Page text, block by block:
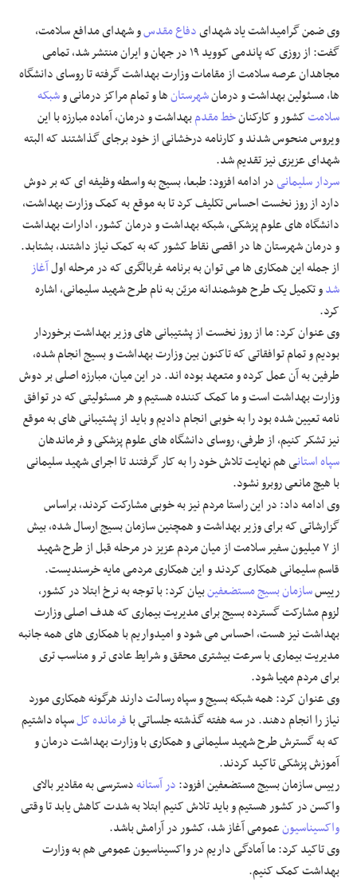
وی ضمن گرامیداشت یاد شهدایدفاع مقدسو شهدای مدافع سلامت،
گفت: از روزی که پاندمی کووید ۱۹ در جهان و ایران منتشر شد، تمامی
مجاهدان عرصه سلامت از مقامات وزارت بهداشت گرفته تا روسای دانشگاه
ها، مسئولین بهداشت و درمانشهرستانها و تمام مراکز درمانی وشبکه
سلامتکشور و کارکنانخط مقدمبهداشت و درمان، آماده مبارزه با این
ویروس منحوس شدند و کارنامه درخشانی از خود برجای گذاشتند که البته
شهدای عزیزی نیز تقدیم شد.
سردار سلیمانیدر ادامه افزود: طبعا، بسیج به واسطه وظیفه ای که بر دوش
دارد از روز نخست احساس تکلیف کرد تا به موقع به کمک وزارت بهداشت،
دانشگاه های علوم پزشکی، شبکه بهداشت و درمان کشور، ادارات بهداشت
و درمان شهرستان ها در اقصی نقاط کشور که به کمک نیاز داشتند، بشتابد.
از جمله این همکاری ها می توان به برنامه غربالگری که در مرحله اولآغاز
شدو تکمیل یک طرح هوشمندانه مزیّن به نام طرح شهید سلیمانی، اشاره
کرد.
وی عنوان کرد: ما از روز نخست از پشتیبانی های وزیر بهداشت برخوردار
بودیم و تمام توافقاتی که تاکنون بین وزارت بهداشت و بسیج انجام شده،
طرفین به آن عمل کرده و متعهد بوده اند. در این میان، مبارزه اصلی بر دوش
وزارت بهداشت است و ما کمک کننده هستیم و هر مسئولیتی که در توافق
نامه تعیین شده بود را به خوبی انجام دادیم و باید از پشتیبانی های به موقع
نیز تشکر کنیم، از طرفی، روسای دانشگاه های علوم پزشکی و فرماندهان
سپاه استانی هم نهایت تلاش خود را به کار گرفتند تا اجرای شهید سلیمانی
با هیچ مانعی روبرو نشود.
وی ادامه داد: در این راستا مردم نیز به خوبی مشارکت کردند، براساس
گزارشاتی که برای وزیر بهداشت و همچنین سازمان بسیج ارسال شده، بیش
از ۷ میلیون سفیر سلامت از میان مردم عزیز در مرحله قبل از طرح شهید
قاسم سلیمانی همکاری کردند و این همکاری مردمی مایه خرسندیست.
رییسسازمان بسیج مستضعفینبیان کرد: با توجه به نرخ ابتلا در کشور،
لزوم مشارکت گسترده بسیج برای مدیریت بیماری که هدف اصلی وزارت
بهداشت نیز هست، احساس می شود و امیدواریم با همکاری های همه جانبه
مدیریت بیماری با سرعت بیشتری محقق و شرایط عادی تر و مناسب تری
برای مردم مهیا شود.
وی عنوان کرد: همه شبکه بسیج و سپاه رسالت دارند هرگونه همکاری مورد
نیاز را انجام دهند. در سه هفته گذشته جلساتی بافرمانده کلسپاه داشتیم
که به گسترش طرح شهید سلیمانی و همکاری با وزارت بهداشت درمان و
آموزش پزشکی تاکید کردند.
رییس سازمان بسیج مستضعفین افزود:در آستانهدسترسی به مقادیر بالای
واکسن در کشور هستیم و باید تلاش کنیم ابتلا به شدت کاهش یابد تا وقتی
واکسیناسیونعمومی آغاز شد، کشور در آرامش باشد.
وی تاکید کرد: ما آمادگی داریم در واکسیناسیون عمومی هم به وزارت
بهداشت کمک کنیم.